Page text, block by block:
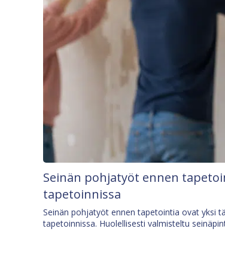
Seinän pohjatyöt ennen
tapetoinnissa
Seinän pohjatyöt ennen tapetointia ovat yksi
tapetoinnissa. Huolellisesti valmisteltu